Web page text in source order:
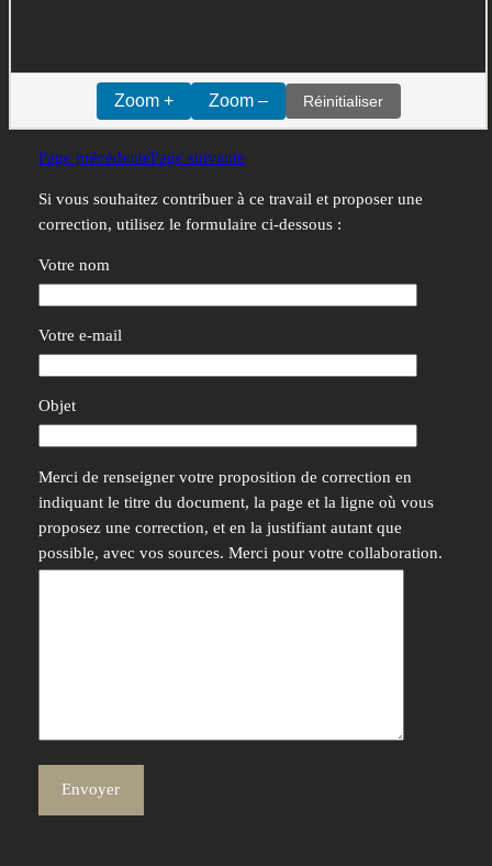
Zoom + Zoom – Réinitialiser
Page précédentePage suivante
Si vous souhaitez contribuer à ce travail et proposer une
correction, utilisez le formulaire ci-dessous :
Votre nom
Votre e-mail
Objet
Merci de renseigner votre proposition de correction en
indiquant le titre du document, la page et la ligne où vous
proposez une correction, et en la justifiant autant que
possible, avec vos sources. Merci pour votre collaboration.